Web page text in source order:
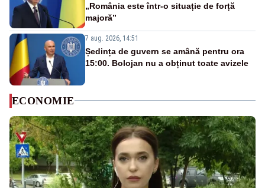
„România este într-o situație de forță
majoră”
7 aug. 2026, 14:51
Ședința de guvern se amână pentru ora
15:00. Bolojan nu a obținut toate avizele
ECONOMIE